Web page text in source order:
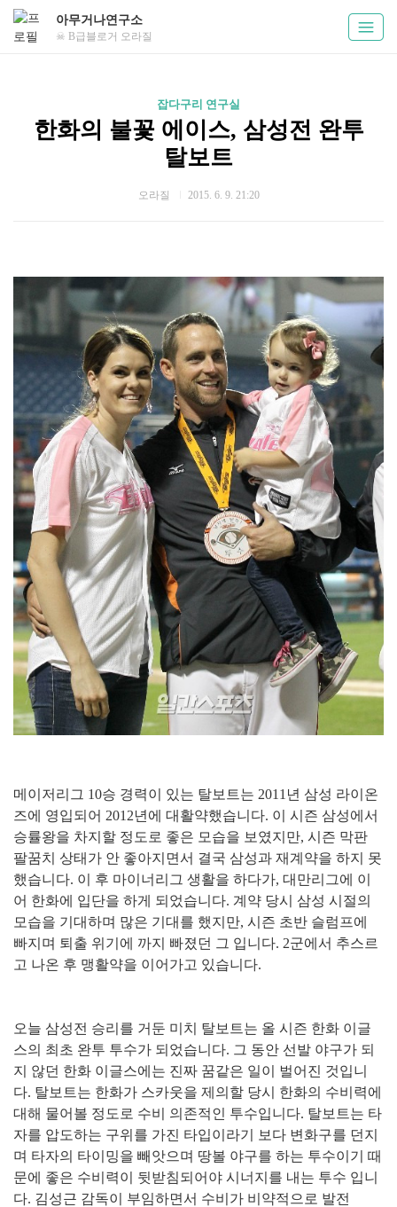
아무거나연구소
☠ B급블로거 오라질
잡다구리 연구실
한화의 불꽃 에이스, 삼성전 완투
탈보트
오라질 2015. 6. 9. 21:20
메이저리그 10승 경력이 있는 탈보트는 2011년 삼성 라이온
즈에 영입되어 2012년에 대활약했습니다. 이 시즌 삼성에서
승률왕을 차지할 정도로 좋은 모습을 보였지만, 시즌 막판
팔꿈치 상태가 안 좋아지면서 결국 삼성과 재계약을 하지 못
했습니다. 이 후 마이너리그 생활을 하다가, 대만리그에 이
어 한화에 입단을 하게 되었습니다. 계약 당시 삼성 시절의
모습을 기대하며 많은 기대를 했지만, 시즌 초반 슬럼프에
빠지며 퇴출 위기에 까지 빠졌던 그 입니다. 2군에서 추스르
고 나온 후 맹활약을 이어가고 있습니다.
오늘 삼성전 승리를 거둔 미치 탈보트는 올 시즌 한화 이글
스의 최초 완투 투수가 되었습니다. 그 동안 선발 야구가 되
지 않던 한화 이글스에는 진짜 꿈같은 일이 벌어진 것입니
다. 탈보트는 한화가 스카웃을 제의할 당시 한화의 수비력에
대해 물어볼 정도로 수비 의존적인 투수입니다. 탈보트는 타
자를 압도하는 구위를 가진 타입이라기 보다 변화구를 던지
며 타자의 타이밍을 빼앗으며 땅볼 야구를 하는 투수이기 때
문에 좋은 수비력이 뒷받침되어야 시너지를 내는 투수 입니
다. 김성근 감독이 부임하면서 수비가 비약적으로 발전